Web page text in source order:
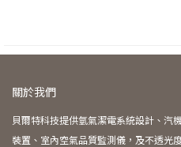
關於我們
貝爾特科技提供氫氣潔電系統設計、汽
裝置、室內空氣品質監測儀，及不透光